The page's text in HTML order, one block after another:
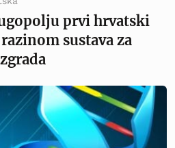
prvi hrvatski
sustava za